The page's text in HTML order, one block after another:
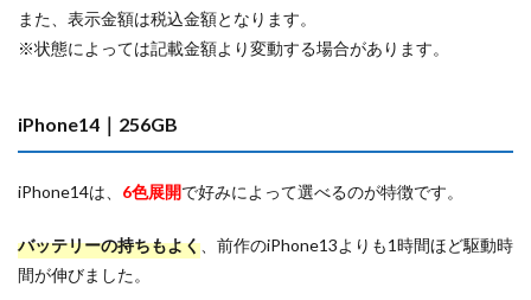
また、表示金額は税込金額となります。
※状態によっては記載金額より変動する場合があります。
iPhone14｜256GB
iPhone14は、 6色展開で好みによって選べるのが特徴です。
バッテリーの持ちもよく 、前作のiPhone13よりも1時間ほど駆動時
間が伸びました。